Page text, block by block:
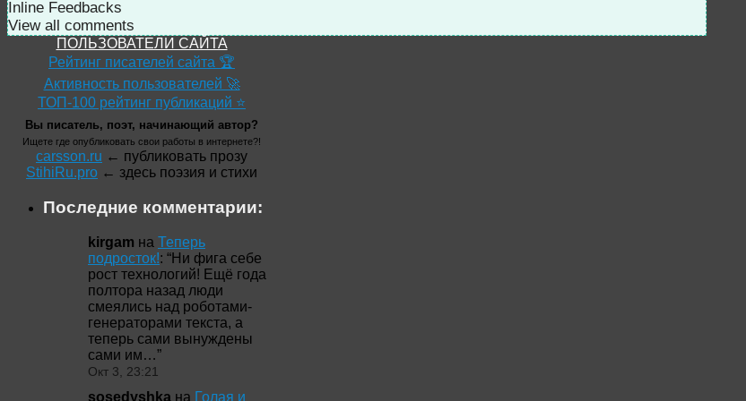
Inline Feedbacks
View all comments
ПОЛЬЗОВАТЕЛИ САЙТА
Рейтинг писателей сайта 🏆
Активность пользователей 🚀
ТОП-100 рейтинг публикаций ⭐
Вы писатель, поэт, начинающий автор?
Ищете где опубликовать свои работы в интернете?!
carsson.ru ← публиковать прозу
StihiRu.pro ← здесь поэзия и стихи
Последние комментарии:
kirgam на Теперь
подросток!: “Ни фига себе
рост технологий! Ещё года
полтора назад люди
смеялись над роботами-
генераторами текста, а
теперь сами вынуждены
сами им…”
Окт 3, 23:21
sosedyshka на Голая и